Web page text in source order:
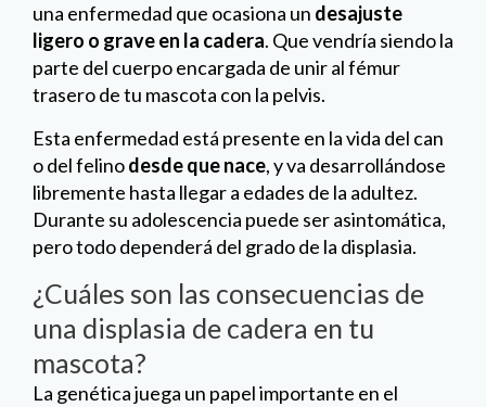
una enfermedad que ocasiona un desajuste
ligero o grave en la cadera. Que vendría siendo la
parte del cuerpo encargada de unir al fémur
trasero de tu mascota con la pelvis.
Esta enfermedad está presente en la vida del can
o del felinodesde que nace, y va desarrollándose
libremente hasta llegar a edades de la adultez.
Durante su adolescencia puede ser asintomática,
pero todo dependerá del grado de la displasia.
¿Cuáles son las consecuencias de
una displasia de cadera en tu
mascota?
La genética juega un papel importante en el